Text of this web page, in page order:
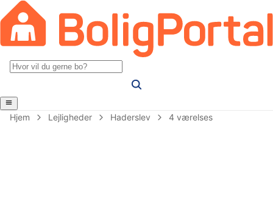
Hjem Lejligheder Haderslev 4 værelses